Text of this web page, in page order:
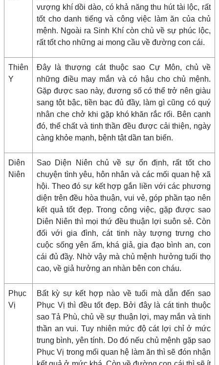
vượng khí dồi dào, có khả năng thu hút tài lộc, rất
tốt cho danh tiếng và công việc làm ăn của chủ
mệnh. Ngoài ra Sinh Khí còn chủ về sự phúc lộc,
rất tốt cho những ai mong cầu về đường con cái.
Thiên
Y
Đây là thượng cát thuộc sao Cự Môn, chủ về
những điều may mắn và có hậu cho chủ mệnh.
Gặp được sao này, đương số có thể trở nên giàu
sang tột bậc, tiền bạc đủ đầy, làm gì cũng có quý
nhân che chở khi gặp khó khăn rắc rối. Bên cạnh
đó, thể chất và tinh thần đều được cải thiện, ngày
càng khỏe mạnh, bệnh tật dần tan biến.
Diên
Niên
Sao Diện Niên chủ về sự ổn định, rất tốt cho
chuyện tình yêu, hôn nhân và các mối quan hệ xã
hội. Theo đó sự kết hợp gắn liền với các phương
diện trên đều hòa thuận, vui vẻ, góp phần tạo nên
kết quả tốt đẹp. Trong công việc, gặp được sao
Diên Niên thì mọi thứ đều thuận lợi suôn sẻ. Còn
đối với gia đình, cát tinh này tượng trưng cho
cuộc sống yên ấm, khá giả, gia đạo bình an, con
cái đủ đầy. Nhờ vậy mà chủ mệnh hưởng tuổi thọ
cao, về giả hưởng an nhàn bên con cháu.
Phục
Vị
Bất kỳ sự kết hợp nào về tuổi mà dẫn đến sao
Phục Vị thì đều tốt đẹp. Bởi đây là cát tinh thuộc
sao Tả Phù, chủ về sự thuận lợi, may mắn và tinh
thần an vui. Tuy nhiên mức độ cát lợi chỉ ở mức
trung bình, yên tính. Do đó nếu chủ mệnh gặp sao
Phục Vị trong mối quan hệ làm ăn thì sẽ đón nhận